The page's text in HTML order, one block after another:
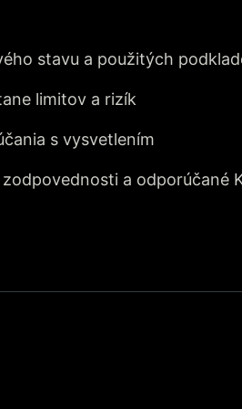
stavu a použitých
limitov a rizík
s vysvetlením
a odporúčané